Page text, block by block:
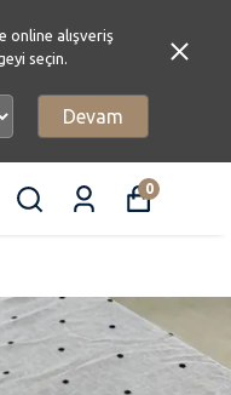
online alışveriş
seçin.
Devam
0